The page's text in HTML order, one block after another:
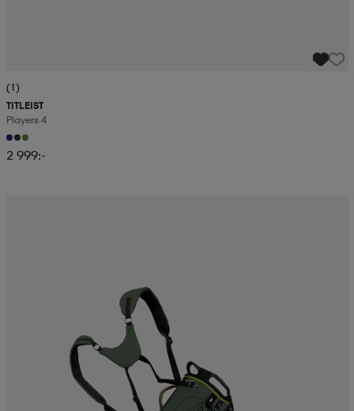
(1)
TITLEIST
Players 4
2 999:-